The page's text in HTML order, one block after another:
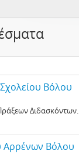
Βόλου
Διδασκόντων.
Αρρένων Βόλου